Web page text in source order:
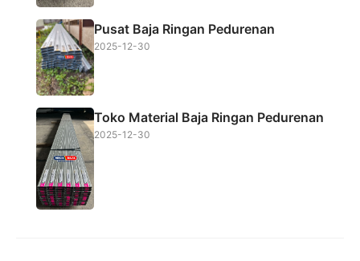
Pusat Baja Ringan Pedurenan
2025-12-30
Toko Material Baja Ringan Pedurenan
2025-12-30